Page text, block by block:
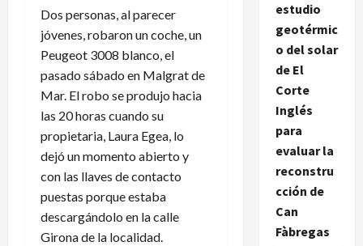
Dos personas, al parecer
jóvenes, robaron un coche, un
Peugeot 3008 blanco, el
pasado sábado en Malgrat de
Mar. El robo se produjo hacia
las 20 horas cuando su
propietaria, Laura Egea, lo
dejó un momento abierto y
con las llaves de contacto
puestas porque estaba
descargándolo en la calle
Girona de la localidad.
estudio
geotérmic
o del solar
de El
Corte
Inglés
para
evaluar la
reconstru
cción de
Can
Fàbregas